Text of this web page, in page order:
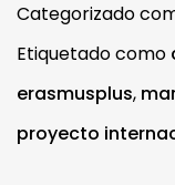
Categorizado
Etiquetado como
erasmusplus,
proyecto